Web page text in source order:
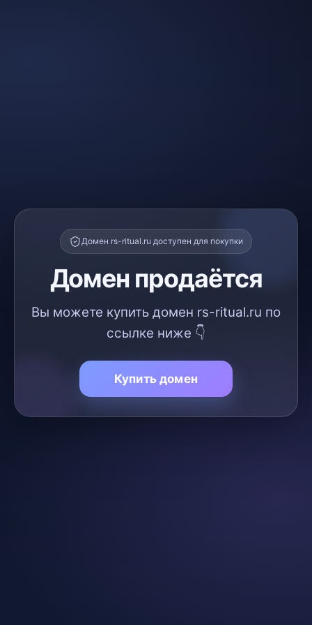
Домен rs-ritual.ru доступен для покупки
Домен продаётся
Вы можете купить домен rs-ritual.ru по
ссылке ниже 👇
Купить домен